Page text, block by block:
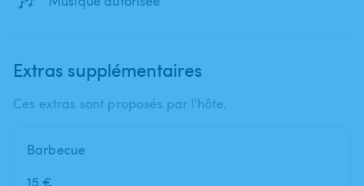
Extras supplémentaires
Ces extras sont proposés par l'hôte.
Barbecue
15 €